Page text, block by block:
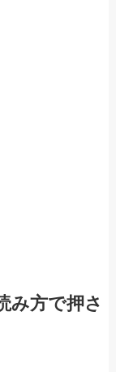
み方で押さ